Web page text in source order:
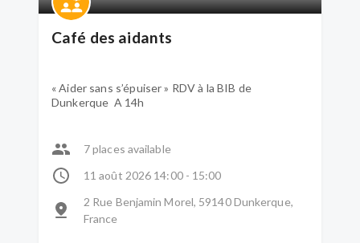
Café des aidants
« Aider sans s’épuiser » RDV à la BIB de
Dunkerque A 14h
7 places available
11 août 2026 14:00 - 15:00
2 Rue Benjamin Morel, 59140 Dunkerque,
France